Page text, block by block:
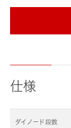
仕様
ダイノード段数